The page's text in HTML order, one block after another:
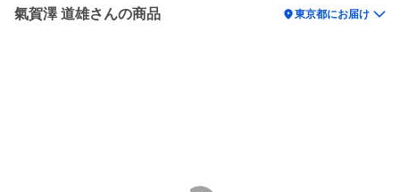
氣賀澤 道雄さんの商品 location_on東京都にお届け